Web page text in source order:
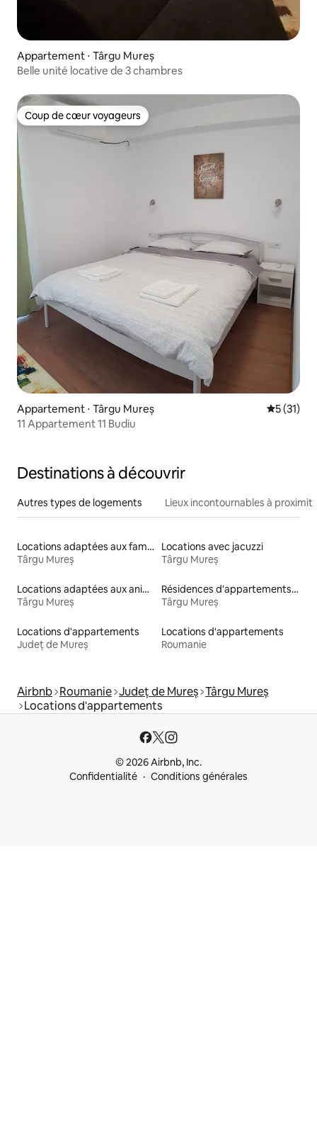
Appartement ⋅ Târgu Mureș
Belle unité locative de 3 chambres
Coup de cœur voyageurs
Coup de cœur voyageurs
Appartement ⋅ Târgu Mureș
5 (31)
11 Appartement 11 Budiu
Destinations à découvrir
Autres types de logements Lieux incontournables à
Locations adaptées aux familles
Târgu Mureș
Locations avec jacuzzi
Târgu Mureș
Locations adaptées aux animaux
Târgu Mureș
Résidences d'appartements en location
Târgu Mureș
Locations d'appartements
Județ de Mureș
Locations d'appartements
Roumanie
Airbnb Roumanie Județ de Mureș Târgu Mureș
Locations d'appartements
© 2026 Airbnb, Inc.
Confidentialité
Conditions générales